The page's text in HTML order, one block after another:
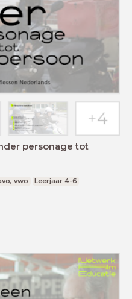
personage tot
vwo Leerjaar 4-6